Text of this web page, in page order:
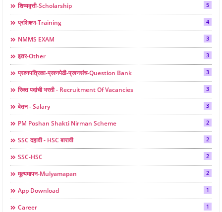
शिष्यवृत्ती-Scholarship 5
प्रशिक्षण-Training 4
NMMS EXAM 3
इतर-Other 3
प्रश्नपत्रिका-प्रश्नपेढी-प्रश्नसंच-Question Bank 3
रिक्त पदांची भरती - Recruitment Of Vacancies 3
वेतन - Salary 3
PM Poshan Shakti Nirman Scheme 2
SSC दहावी - HSC बारावी 2
SSC-HSC 2
मूल्यमापन-Mulyamapan 2
App Download 1
Career 1